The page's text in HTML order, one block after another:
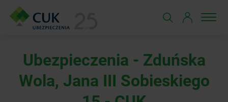
Ubezpieczenia - Zduńska
Wola, Jana III Sobieskiego